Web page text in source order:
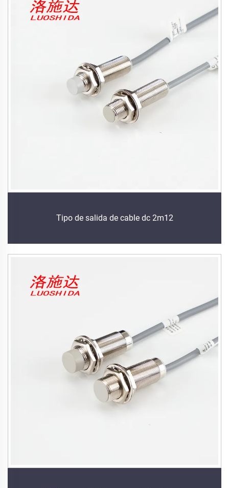
Tipo de salida de cable dc 2m12